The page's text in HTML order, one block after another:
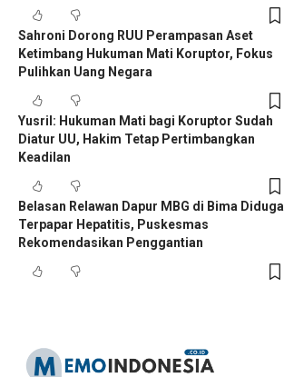
Sahroni Dorong RUU Perampasan Aset
Ketimbang Hukuman Mati Koruptor, Fokus
Pulihkan Uang Negara
Yusril: Hukuman Mati bagi Koruptor Sudah
Diatur UU, Hakim Tetap Pertimbangkan
Keadilan
Belasan Relawan Dapur MBG di Bima Diduga
Terpapar Hepatitis, Puskesmas
Rekomendasikan Penggantian